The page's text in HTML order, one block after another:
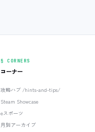
§ CORNERS
コーナー
攻略ハブ /hints-and-tips/
Steam Showcase
eスポーツ
月別アーカイブ